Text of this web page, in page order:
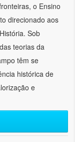
o Ensino
direcionado aos
Sob
teorias da
têm se
histórica de
e